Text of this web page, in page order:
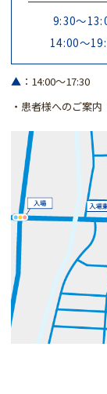
9:30～
14:00～
▲ ：14:00～17:30
・患者様へのご案内